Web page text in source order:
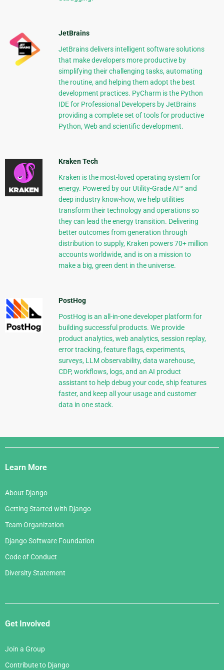
JetBrains
JetBrains delivers intelligent software solutions
that make developers more productive by
simplifying their challenging tasks, automating
the routine, and helping them adopt the best
development practices. PyCharm is the Python
IDE for Professional Developers by JetBrains
providing a complete set of tools for productive
Python, Web and scientific development.
Kraken Tech
Kraken is the most-loved operating system for
energy. Powered by our Utility-Grade AI™ and
deep industry know-how, we help utilities
transform their technology and operations so
they can lead the energy transition. Delivering
better outcomes from generation through
distribution to supply, Kraken powers 70+ million
accounts worldwide, and is on a mission to
make a big, green dent in the universe.
PostHog
PostHog is an all-in-one developer platform for
building successful products. We provide
product analytics, web analytics, session replay,
error tracking, feature flags, experiments,
surveys, LLM observability, data warehouse,
CDP, workflows, logs, and an AI product
assistant to help debug your code, ship features
faster, and keep all your usage and customer
data in one stack.
Django
Links
Learn More
About Django
Getting Started with Django
Team Organization
Django Software Foundation
Code of Conduct
Diversity Statement
Get Involved
Join a Group
Contribute to Django